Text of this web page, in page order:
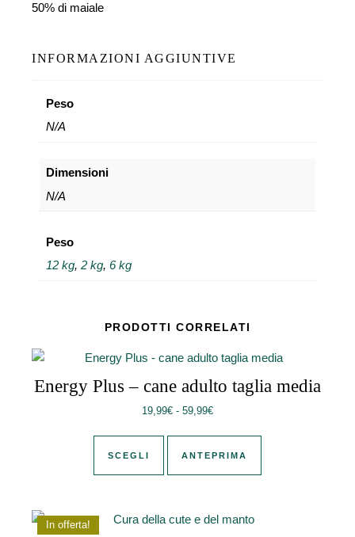
50% di maiale
INFORMAZIONI AGGIUNTIVE
Peso
N/A
Dimensioni
N/A
Peso
12 kg, 2 kg, 6 kg
PRODOTTI CORRELATI
Energy Plus – cane adulto taglia media
19,99€ - 59,99€Fascia di prezzo: da 19,99€ a
SCEGLI
Questo prodotto ha più varianti. Le
ANTEPRIMA
In offerta!